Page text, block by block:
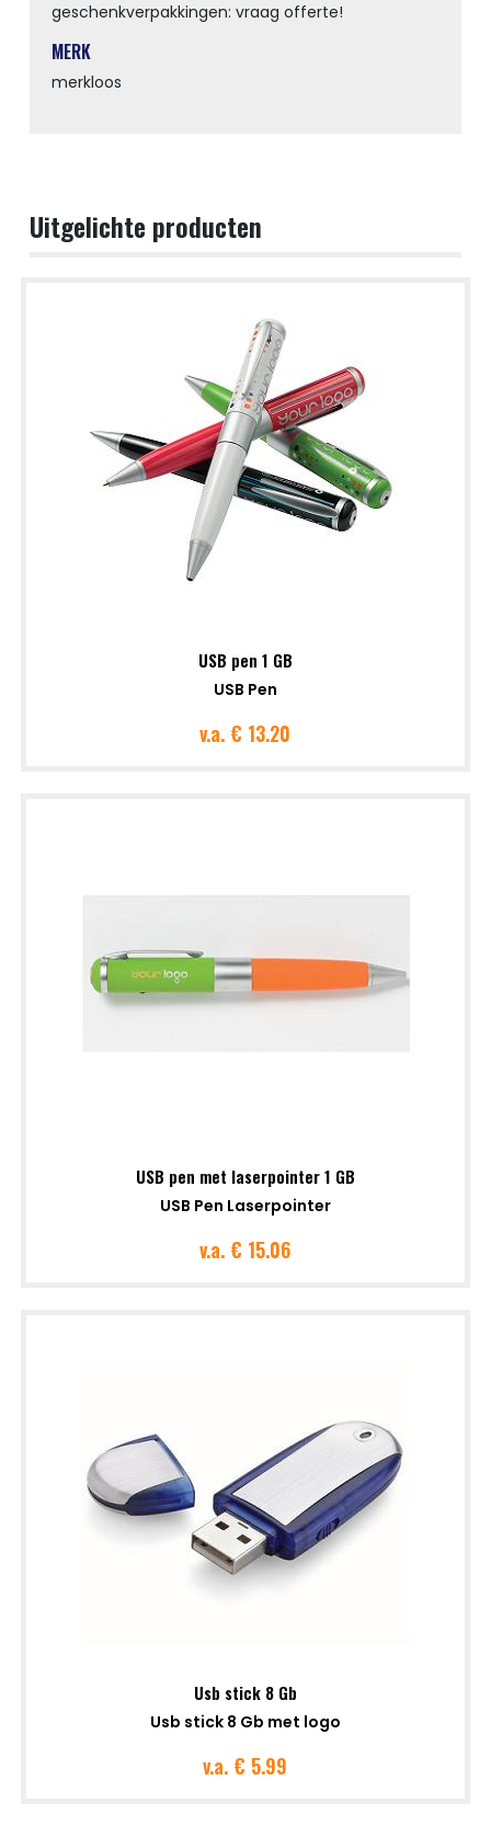
geschenkverpakkingen: vraag offerte!
MERK
merkloos
Uitgelichte producten
USB pen 1 GB
USB Pen
v.a. € 13.20
USB pen met laserpointer 1 GB
USB Pen Laserpointer
v.a. € 15.06
Usb stick 8 Gb
Usb stick 8 Gb met logo
v.a. € 5.99